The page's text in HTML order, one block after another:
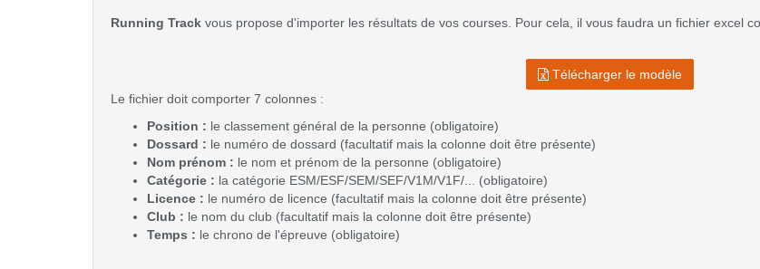
Running Track vous propose d'importer les résultats de vos courses. Pour cela, il vous faudra un fichier excel
Télécharger le modèle
Le fichier doit comporter 7 colonnes :
Position : le classement général de la personne (obligatoire)
Dossard : le numéro de dossard (facultatif mais la colonne doit être présente)
Nom prénom : le nom et prénom de la personne (obligatoire)
Catégorie : la catégorie ESM/ESF/SEM/SEF/V1M/V1F/... (obligatoire)
Licence : le numéro de licence (facultatif mais la colonne doit être présente)
Club : le nom du club (facultatif mais la colonne doit être présente)
Temps : le chrono de l'épreuve (obligatoire)